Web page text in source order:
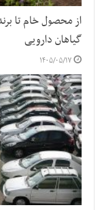
از محصول خام تا
گیاهان دارویی
۱۴۰۵/۰۵/۱۷